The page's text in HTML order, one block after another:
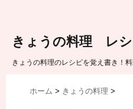
きょうの料理 レ
きょうの料理のレシピを覚え書き！
ホーム > きょうの料理 >